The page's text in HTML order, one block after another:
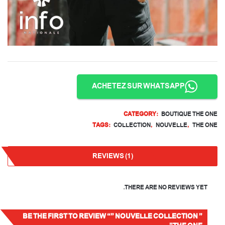
ACHETEZ SUR WHATSAPP
CATEGORY: BOUTIQUE THE ONE
TAGS: COLLECTION, NOUVELLE, THE ONE
REVIEWS (1)
THERE ARE NO REVIEWS YET.
BE THE FIRST TO REVIEW “” NOUVELLE COLLECTION ”